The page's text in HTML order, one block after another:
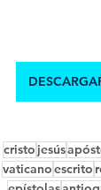
cristo jesús
vaticanoescrito